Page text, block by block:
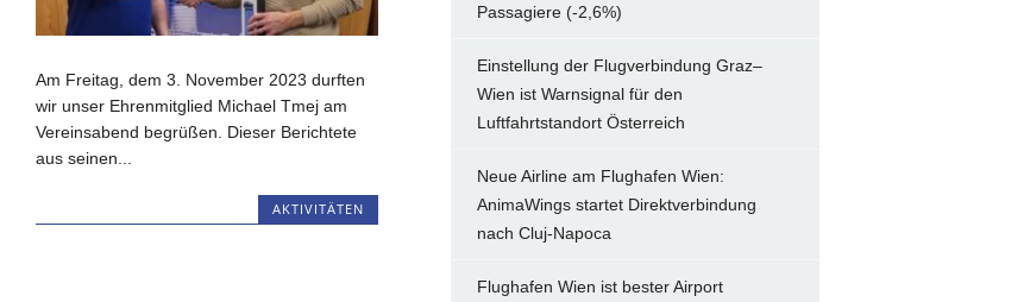
Am Freitag, dem 3. November 2023 durften
wir unser Ehrenmitglied Michael Tmej am
Vereinsabend begrüßen. Dieser Berichtete
aus seinen...
AKTIVITÄTEN
Passagiere (-2,6%)
Einstellung der Flugverbindung Graz–
Wien ist Warnsignal für den
Luftfahrtstandort Österreich
Neue Airline am Flughafen Wien:
AnimaWings startet Direktverbindung
nach Cluj-Napoca
Flughafen Wien ist bester Airport